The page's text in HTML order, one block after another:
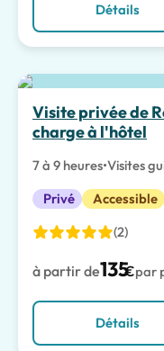
Détails
Visite privée de
charge à l'hôtel
7 à 9 heures•Visites
Privé
Accessible
(2)
à partir de135€par
Détails